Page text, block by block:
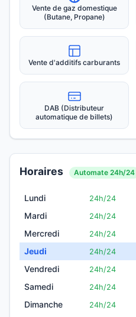
Vente de gaz domestique
(Butane, Propane)
Vente d'additifs carburants
DAB (Distributeur
automatique de billets)
Horaires Automate 24h/24
Lundi 24h/24
Mardi 24h/24
Mercredi 24h/24
Jeudi 24h/24
Vendredi 24h/24
Samedi 24h/24
Dimanche 24h/24